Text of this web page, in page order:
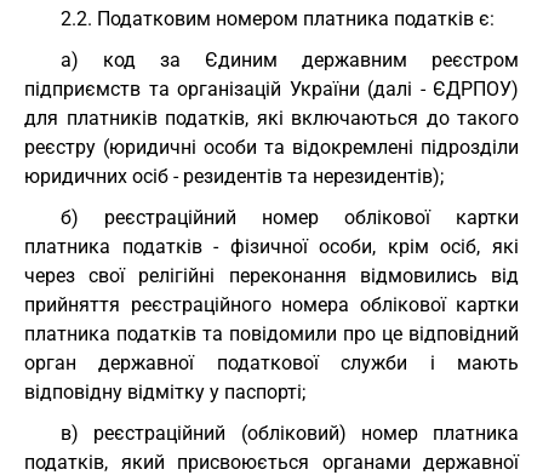
2.2. Податковим номером платника податків є:
а) код за Єдиним державним реєстром
підприємств та організацій України (далі - ЄДРПОУ)
для платників податків, які включаються до такого
реєстру (юридичні особи та відокремлені підрозділи
юридичних осіб - резидентів та нерезидентів);
б) реєстраційний номер облікової картки
платника податків - фізичної особи, крім осіб, які
через свої релігійні переконання відмовились від
прийняття реєстраційного номера облікової картки
платника податків та повідомили про це відповідний
орган державної податкової служби і мають
відповідну відмітку у паспорті;
в) реєстраційний (обліковий) номер платника
податків, який присвоюється органами державної